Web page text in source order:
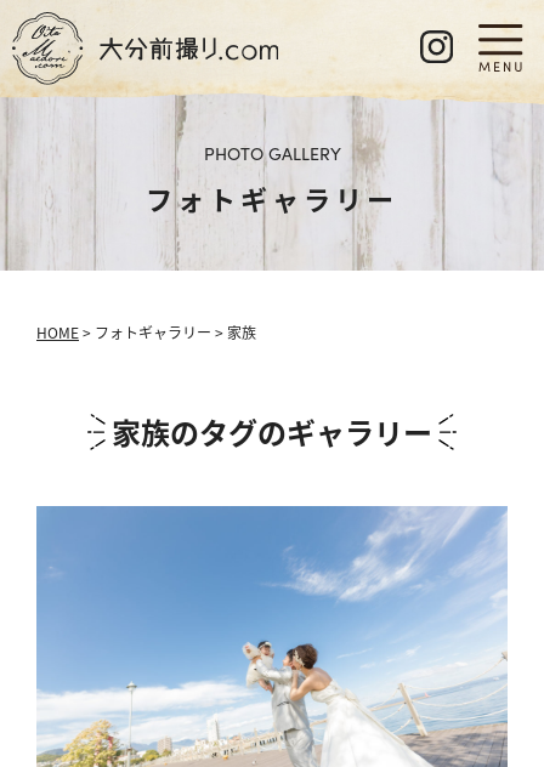
PHOTO GALLERY
フォトギャラリー
HOME> フォトギャラリー > 家族
家族のタグのギャラリー